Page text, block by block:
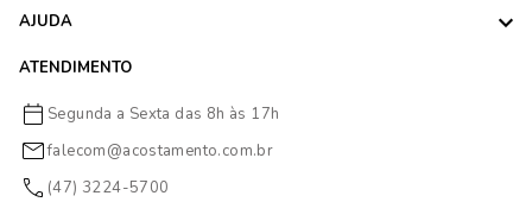
AJUDA
ATENDIMENTO
Segunda a Sexta das 8h às 17h
falecom@acostamento.com.br
(47) 3224-5700